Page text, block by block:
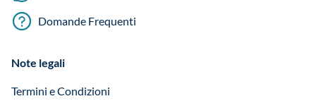
Domande Frequenti
Note legali
Termini e Condizioni